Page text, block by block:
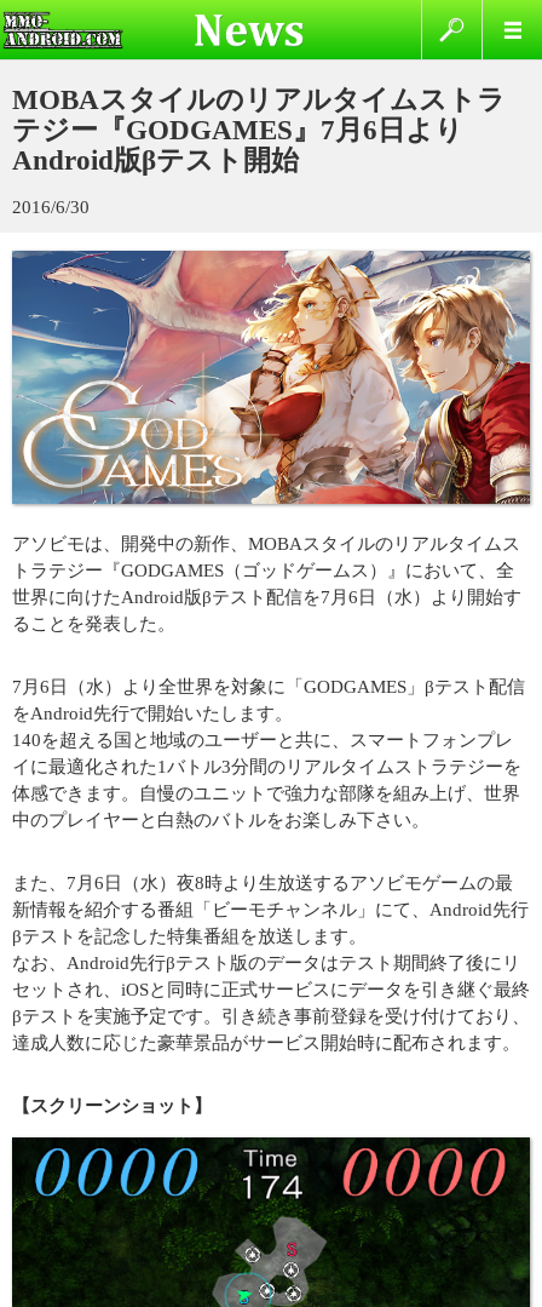
MOBAスタイルのリアルタイムストラ
テジー『GODGAMES』7月6日より
Android版βテスト開始
2016/6/30
アソビモは、開発中の新作、MOBAスタイルのリアルタイムス
トラテジー『GODGAMES（ゴッドゲームス）』において、全
世界に向けたAndroid版βテスト配信を7月6日（水）より開始す
ることを発表した。
7月6日（水）より全世界を対象に「GODGAMES」βテスト配信
をAndroid先行で開始いたします。
140を超える国と地域のユーザーと共に、スマートフォンプレ
イに最適化された1バトル3分間のリアルタイムストラテジーを
体感できます。自慢のユニットで強力な部隊を組み上げ、世界
中のプレイヤーと白熱のバトルをお楽しみ下さい。
また、7月6日（水）夜8時より生放送するアソビモゲームの最
新情報を紹介する番組「ビーモチャンネル」にて、Android先行
βテストを記念した特集番組を放送します。
なお、Android先行βテスト版のデータはテスト期間終了後にリ
セットされ、iOSと同時に正式サービスにデータを引き継ぐ最終
βテストを実施予定です。引き続き事前登録を受け付けており、
達成人数に応じた豪華景品がサービス開始時に配布されます。
【スクリーンショット】